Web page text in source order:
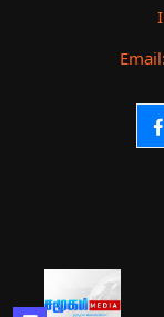
Email: